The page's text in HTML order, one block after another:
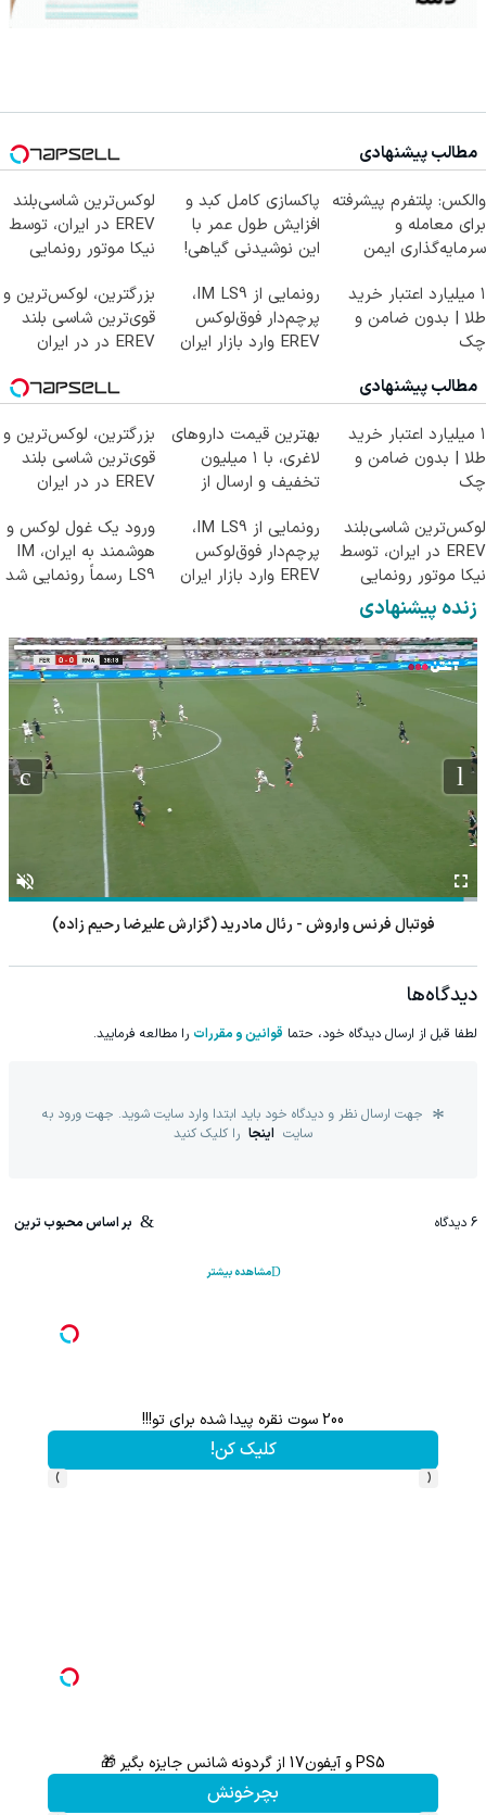
مطالب پیشنهادی
والکس: پلتفرم پیشرفته
برای معامله و
سرمایه‌گذاری ایمن
پاکسازی کامل کبد و
افزایش طول عمر با
این نوشیدنی گیاهی!
لوکس‌ترین شاسی‌بلند
EREV در ایران، توسط
نیکا موتور رونمایی
۱ میلیارد اعتبار خرید
طلا | بدون ضامن و
چک
رونمایی از IM LS9،
پرچم‌دار فوق‌لوکس
EREV وارد بازار ایران
بزرگترین، لوکس‌ترین و
قوی‌ترین شاسی بلند
EREV در در ایران
مطالب پیشنهادی
۱ میلیارد اعتبار خرید
طلا | بدون ضامن و
چک
بهترین قیمت داروهای
لاغری، با ۱ میلیون
تخفیف و ارسال از
بزرگترین، لوکس‌ترین و
قوی‌ترین شاسی بلند
EREV در در ایران
لوکس‌ترین شاسی‌بلند
EREV در ایران، توسط
نیکا موتور رونمایی
شد!
رونمایی از IM LS9،
پرچم‌دار فوق‌لوکس
EREV وارد بازار ایران
ورود یک غول لوکس و
هوشمند به ایران، IM
LS9 رسماً رونمایی شد
زنده پیشنهادی
تنیس نونو بورگس - لوچانو داردری
دیدگاه‌ها
لطفا قبل از ارسال دیدگاه خود، حتما قوانین و مقررات را مطالعه فرمایید.
جهت ارسال نظر و دیدگاه خود باید ابتدا وارد سایت شوید. جهت ورود به
سایت اینجا را کلیک کنید
6 دیدگاه بر اساس محبوب ترین
مشاهده بیشتر
200 سوت نقره پیدا شده برای تو!!!
کلیک کن!
‹
›
PS5 و آیفون17 از گردونه شانس جایزه بگیر 🎁
بچرخونش